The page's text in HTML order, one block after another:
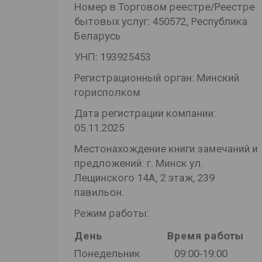
Номер в Торговом реестре/Реестре
бытовых услуг: 450572, Республика
Беларусь
УНП: 193925453
Регистрационный орган: Минский
горисполком
Дата регистрации компании:
05.11.2025
Местонахождение книги замечаний и
предложений: г. Минск ул.
Лещинского 14А, 2 этаж, 239
павильон.
Режим работы:
День
Время работы
Понедельник
09:00-19:00